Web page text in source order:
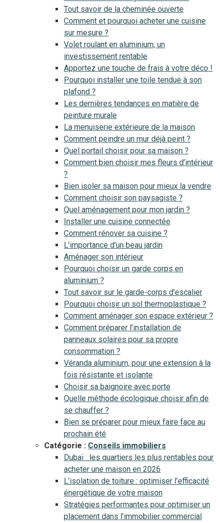
Tout savoir de la cheminée ouverte
Comment et pourquoi acheter une cuisine
sur mesure ?
Volet roulant en aluminium, un
investissement rentable
Apportez une touche de frais à votre déco !
Pourquoi installer une toile tendue à son
plafond ?
Les dernières tendances en matière de
peinture murale
La menuiserie extérieure de la maison
Comment peindre un mur déjà peint ?
Quel portail choisir pour sa maison ?
Comment bien choisir mes fleurs d’intérieur
?
Bien isoler sa maison pour mieux la vendre
Comment choisir son paysagiste ?
Quel aménagement pour mon jardin ?
Installer une cuisine connectée
Comment rénover sa cuisine ?
L’importance d’un beau jardin
Aménager son intérieur
Pourquoi choisir un garde corps en
aluminium ?
Tout savoir sur le garde-corps d’escalier
Pourquoi choisir un sol thermoplastique ?
Comment aménager son espace extérieur ?
Comment préparer l’installation de
panneaux solaires pour sa propre
consommation ?
Véranda aluminium, pour une extension à la
fois résistante et isolante
Choisir sa baignoire avec porte
Quelle méthode écologique choisir afin de
se chauffer ?
Bien se préparer pour mieux faire face au
prochain été
Catégorie : Conseils immobiliers
Dubaï : les quartiers les plus rentables pour
acheter une maison en 2026
L’isolation de toiture : optimiser l’efficacité
énergétique de votre maison
Stratégies performantes pour optimiser un
placement dans l’immobilier commercial